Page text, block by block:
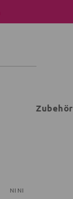
Zubehör
NINI